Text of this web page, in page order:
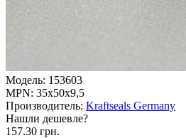
Модель: 153603
MPN: 35x50x9,5
Производитель: Kraftseals Germany
Нашли дешевле?
157.30 грн.